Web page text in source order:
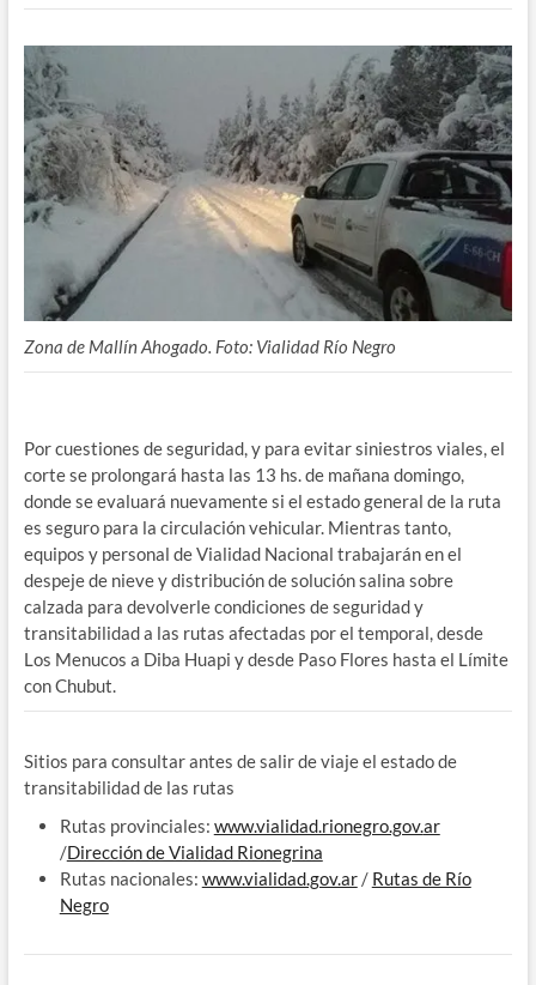
Zona de Mallín Ahogado. Foto: Vialidad Río Negro
Por cuestiones de seguridad, y para evitar siniestros viales, el
corte se prolongará hasta las 13 hs. de mañana domingo,
donde se evaluará nuevamente si el estado general de la ruta
es seguro para la circulación vehicular. Mientras tanto,
equipos y personal de Vialidad Nacional trabajarán en el
despeje de nieve y distribución de solución salina sobre
calzada para devolverle condiciones de seguridad y
transitabilidad a las rutas afectadas por el temporal, desde
Los Menucos a Diba Huapi y desde Paso Flores hasta el Límite
con Chubut.
Sitios para consultar antes de salir de viaje el estado de
transitabilidad de las rutas
Rutas provinciales: www.vialidad.rionegro.gov.ar
/Dirección de Vialidad Rionegrina
Rutas nacionales: www.vialidad.gov.ar/ Rutas de Río
Negro